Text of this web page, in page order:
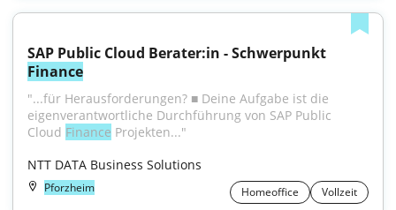
Finance
"...für Herausforderungen? ■ Deine Aufgabe ist die
eigenverantwortliche Durchführung von SAP Public
Cloud Finance Projekten..."
NTT DATA Business Solutions
Pforzheim Homeoffice Vollzeit